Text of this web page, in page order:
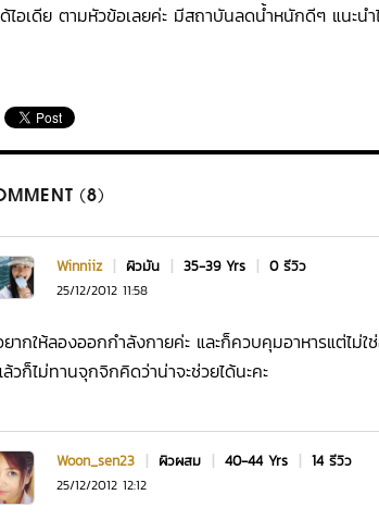
ไอเดีย ตามหัวข้อเลยค่ะ มีสถาบันลดน้ำหนักดีๆ แนะน
(8)
Winniiz | ผิวมัน | 35-39 Yrs | 0 รีวิว
25/12/2012 11:58
ากให้ลองออกกำลังกายค่ะ และก็ควบคุมอาหารแต่ไม่ใ
ล้วก็ไม่ทานจุกจิกคิดว่าน่าจะช่วยได้นะคะ
Woon_sen23 | ผิวผสม | 40-44 Yrs | 14 รีวิว
25/12/2012 12:12